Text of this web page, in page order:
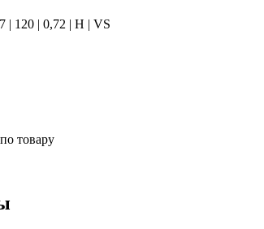
| 120 | 0,72 | H | VS
товару